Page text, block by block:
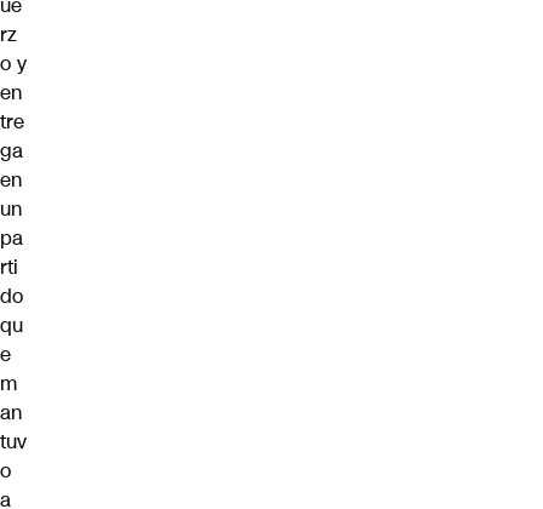
rz
o y
en
tre
ga
en
un
pa
rti
do
qu
e
m
an
tuv
o
a